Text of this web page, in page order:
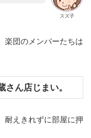
スズ子
楽団のメンバーたちは
ん店じまい。
耐えきれずに部屋に押